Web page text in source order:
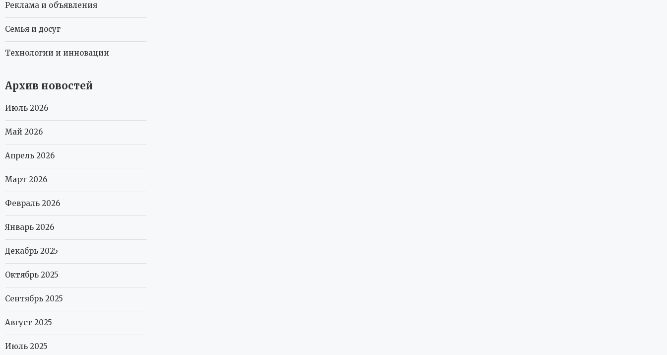
Реклама и объявления
Семья и досуг
Технологии и инновации
Архив новостей
Июль 2026
Май 2026
Апрель 2026
Март 2026
Февраль 2026
Январь 2026
Декабрь 2025
Октябрь 2025
Сентябрь 2025
Август 2025
Июль 2025